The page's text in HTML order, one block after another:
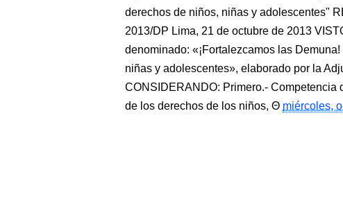
derechos de niños, niñas y adolescentes"
2013/DP Lima, 21 de octubre de 2013
denominado: «¡Fortalezcamos las
niñas y adolescentes», elaborado por la
CONSIDERANDO: Primero.-
de los derechos de los niños,
miércoles,